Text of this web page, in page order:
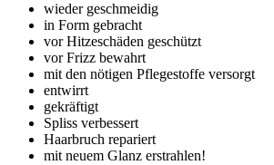
wieder geschmeidig
in Form gebracht
vor Hitzeschäden geschützt
vor Frizz bewahrt
mit den nötigen Pflegestoffe versorgt
entwirrt
gekräftigt
Spliss verbessert
Haarbruch repariert
mit neuem Glanz erstrahlen!